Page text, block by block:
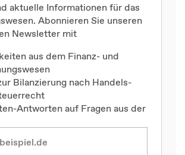
aktuelle Informationen für das
Abonnieren Sie unseren
Newsletter mit
aus dem Finanz- und
Bilanzierung nach Handels-
Antworten auf Fragen aus der